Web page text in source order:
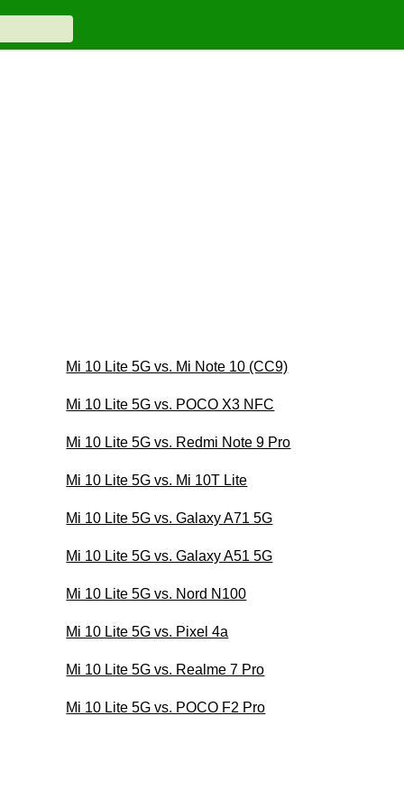
Mi 10 Lite 5G vs. Mi Note 10 (CC9)
Mi 10 Lite 5G vs. POCO X3 NFC
Mi 10 Lite 5G vs. Redmi Note 9 Pro
Mi 10 Lite 5G vs. Mi 10T Lite
Mi 10 Lite 5G vs. Galaxy A71 5G
Mi 10 Lite 5G vs. Galaxy A51 5G
Mi 10 Lite 5G vs. Nord N100
Mi 10 Lite 5G vs. Pixel 4a
Mi 10 Lite 5G vs. Realme 7 Pro
Mi 10 Lite 5G vs. POCO F2 Pro